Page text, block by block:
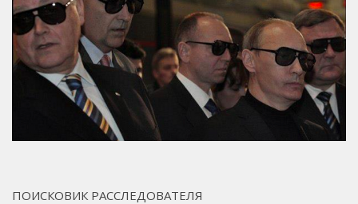
ПОИСКОВИК РАССЛЕДОВАТЕЛЯ